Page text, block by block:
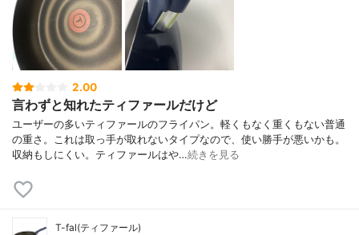
2.00
言わずと知れたティファールだけど
ユーザーの多いティファールのフライパン。軽くもなく重くもない普通
の重さ。これは取っ手が取れないタイプなので、使い勝手が悪いかも。
収納もしにくい。ティファールはや…続きを見る
T-fal(ティファール)